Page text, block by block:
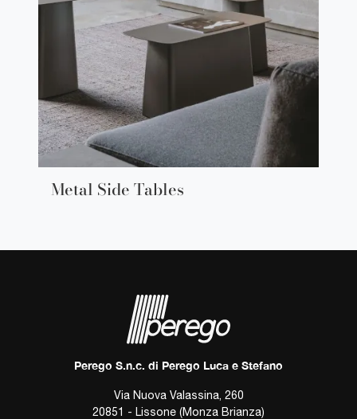
Metal Side Tables
Perego S.n.c. di Perego Luca e Stefano
Via Nuova Valassina, 260
20851 - Lissone (Monza Brianza)